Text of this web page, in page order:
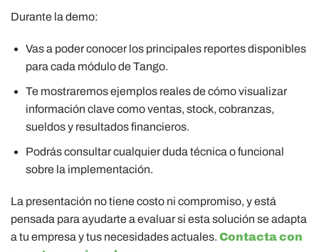
Durante la demo:
Vas a poder conocer los principales reportes disponibles
para cada módulo de Tango.
Te mostraremos ejemplos reales de cómo visualizar
información clave como ventas, stock, cobranzas,
sueldos y resultados financieros.
Podrás consultar cualquier duda técnica o funcional
sobre la implementación.
La presentación no tiene costo ni compromiso, y está
pensada para ayudarte a evaluar si esta solución se adapta
a tu empresa y tus necesidades actuales. Contacta con